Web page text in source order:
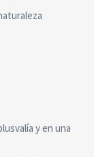
y en una